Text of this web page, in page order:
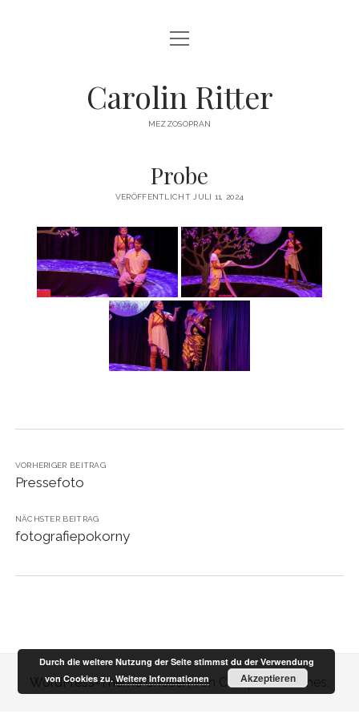
HOME
BILDER
PRESSE
KONTAKT
IMPRESSUM
DATENSCHUTZ
Menü
öffnen
Carolin Ritter
MEZZOSOPRAN
Probe
VERÖFFENTLICHT JULI 11, 2024
VORHERIGER BEITRAG
Pressefoto
NÄCHSTER BEITRAG
fotografiepokorny
WordPress-Theme Chosenvon Compete Themes.
Durch die weitere Nutzung der Seite stimmst du der Verwendung
von Cookies zu.Weitere Informationen Akzeptieren